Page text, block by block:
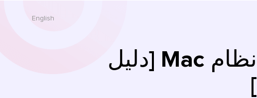
English
كيفية تسجيل اجتماع Zoom على نظام Mac [دليل